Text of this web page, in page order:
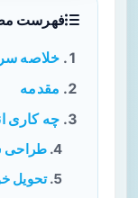
فهرست
خلاصه
مقدمه
چه کاری
طراحی
تحویل